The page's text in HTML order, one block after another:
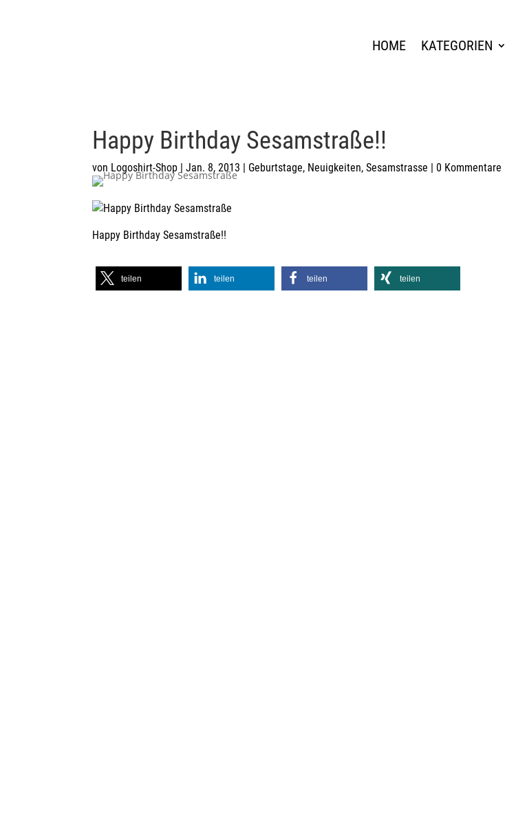
HOME KATEGORIEN
Happy Birthday Sesamstraße!!
von Logoshirt-Shop |Jan. 8, 2013 | Geburtstage, Neuigkeiten,Sesamstrasse |0 Kommentare
Happy BirthdaySesamstraße!!
teilen teilen teilen teilen